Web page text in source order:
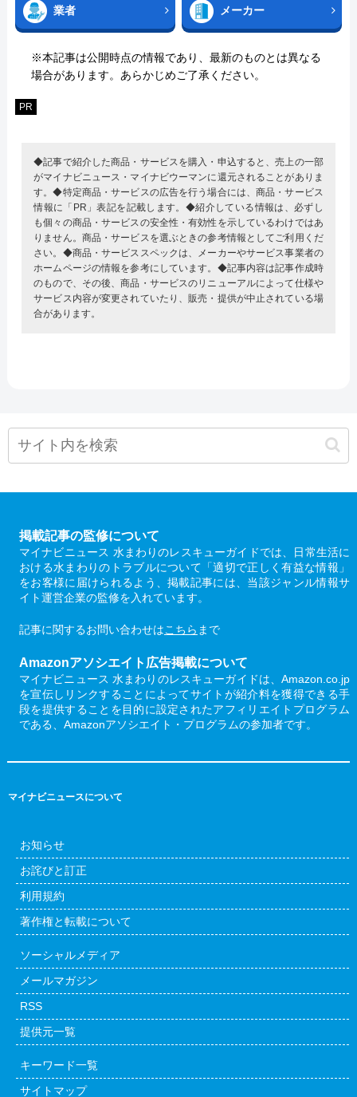
業者 メーカー
※本記事は公開時点の情報であり、最新のものとは異なる
場合があります。あらかじめご了承ください。
PR
◆記事で紹介した商品・サービスを購入・申込すると、売上の一部
がマイナビニュース・マイナビウーマンに還元されることがありま
す。◆特定商品・サービスの広告を行う場合には、商品・サービス
情報に「PR」表記を記載します。◆紹介している情報は、必ずし
も個々の商品・サービスの安全性・有効性を示しているわけではあ
りません。商品・サービスを選ぶときの参考情報としてご利用くだ
さい。◆商品・サービススペックは、メーカーやサービス事業者の
ホームページの情報を参考にしています。◆記事内容は記事作成時
のもので、その後、商品・サービスのリニューアルによって仕様や
サービス内容が変更されていたり、販売・提供が中止されている場
合があります。
掲載記事の監修について
マイナビニュース 水まわりのレスキューガイドでは、日常生活に
おける水まわりのトラブルについて「適切で正しく有益な情報」
をお客様に届けられるよう、掲載記事には、当該ジャンル情報サ
イト運営企業の監修を入れています。
記事に関するお問い合わせはこちら まで
Amazonアソシエイト広告掲載について
マイナビニュース 水まわりのレスキューガイドは、Amazon.co.jp
を宣伝しリンクすることによってサイトが紹介料を獲得できる手
段を提供することを目的に設定されたアフィリエイトプログラム
である、Amazonアソシエイト・プログラムの参加者です。
マイナビニュースについて
お知らせ
お詫びと訂正
利用規約
著作権と転載について
ソーシャルメディア
メールマガジン
RSS
提供元一覧
キーワード一覧
サイトマップ